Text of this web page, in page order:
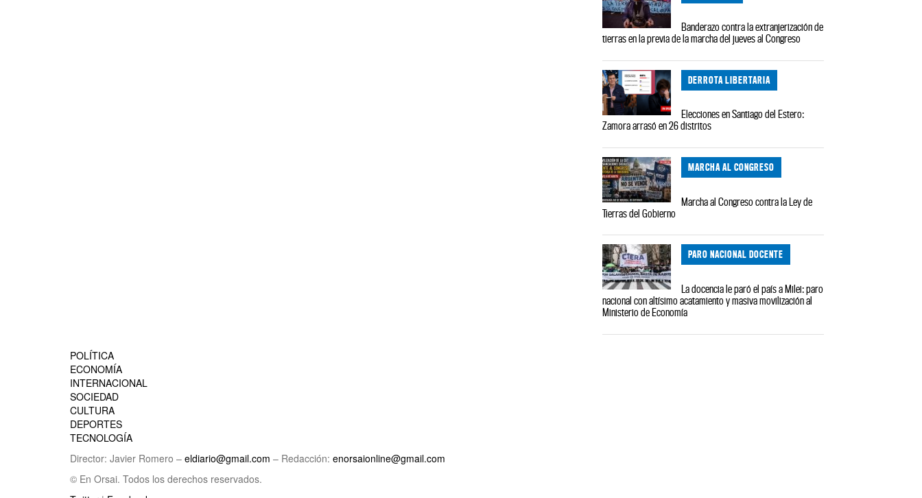
Banderazo contra la extranjerización de
tierras en la previa de la marcha del jueves al Congreso
DERROTA LIBERTARIA
Elecciones en Santiago del Estero:
Zamora arrasó en 26 distritos
MARCHA AL CONGRESO
Marcha al Congreso contra la Ley de
Tierras del Gobierno
PARO NACIONAL DOCENTE
La docencia le paró el país a Milei: paro
nacional con altísimo acatamiento y masiva movilización al
Ministerio de Economía
POLÍTICA
ECONOMÍA
INTERNACIONAL
SOCIEDAD
CULTURA
DEPORTES
TECNOLOGÍA
Director: Javier Romero – eldiario@gmail.com – Redacción: enorsaionline@gmail.com
© En Orsai. Todos los derechos reservados.